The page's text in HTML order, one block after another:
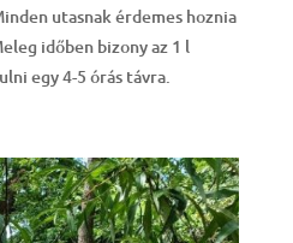
utasnak érdemes hoznia
időben bizony az 1 l
egy 4-5 órás távra.